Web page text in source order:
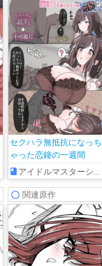
セクハラ無抵抗になっち
ゃった恋鐘の一週間
アイドルマスターシャイニーカラーズ
関連原作